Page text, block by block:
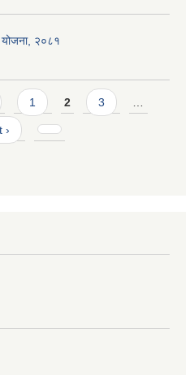
योजना, २०८१
1 2 3 …
›